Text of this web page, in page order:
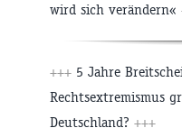
wird sich verändern«
+++ 5 Jahre
Rechtsextremismus
Deutschland? +++